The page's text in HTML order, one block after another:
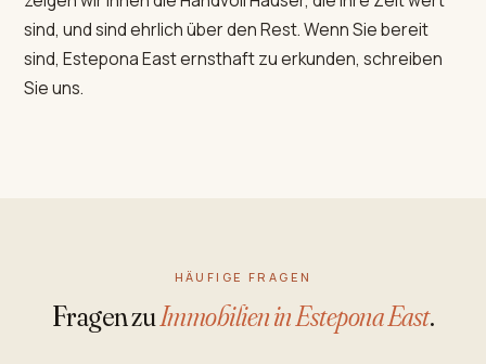
sind, und sind ehrlich über den Rest. Wenn Sie bereit
sind, Estepona East ernsthaft zu erkunden, schreiben
Sie uns.
HÄUFIGE FRAGEN
Fragen zuImmobilien in Estepona East.